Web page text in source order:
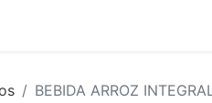
BEBIDA ARROZ